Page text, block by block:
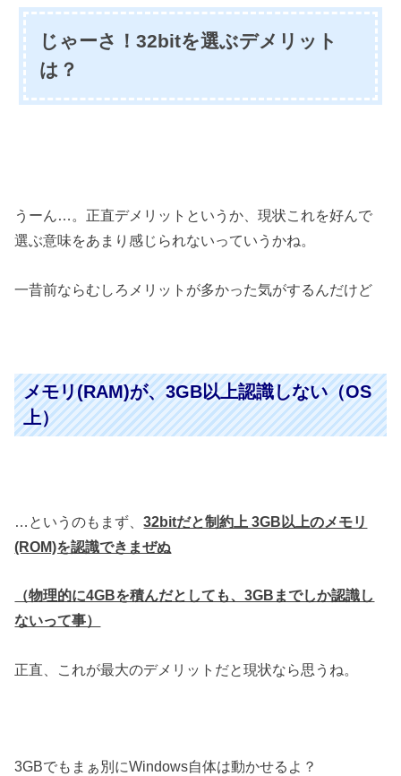
じゃーさ！32bitを選ぶデメリット
は？
うーん…。正直デメリットというか、現状これを好んで
選ぶ意味をあまり感じられないっていうかね。
一昔前ならむしろメリットが多かった気がするんだけど
メモリ(RAM)が、3GB以上認識しない（OS
上）
…というのもまず、32bitだと制約上 3GB以上のメモリ
(ROM)を認識できまぜぬ
（物理的に4GBを積んだとしても、3GBまでしか認識し
ないって事）
正直、これが最大のデメリットだと現状なら思うね。
3GBでもまぁ別にWindows自体は動かせるよ？